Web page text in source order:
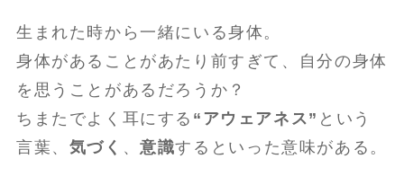
生まれた時から一緒にいる身体。
身体があることがあたり前すぎて、自分の身体
を思うことがあるだろうか？
ちまたでよく耳にする “アウェアネス” という
言葉、 気づく 、意識するといった意味がある。